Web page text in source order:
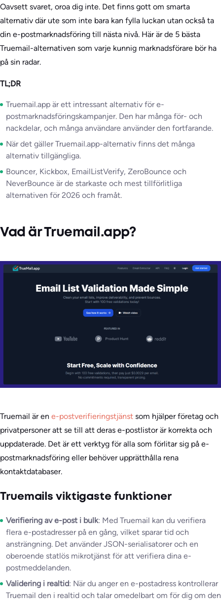
Oavsett svaret, oroa dig inte. Det finns gott om smarta
alternativ där ute som inte bara kan fylla luckan utan också ta
din e-postmarknadsföring till nästa nivå. Här är de 5 bästa
Truemail-alternativen som varje kunnig marknadsförare bör ha
på sin radar.
TL;DR
Truemail.app är ett intressant alternativ för e-
postmarknadsföringskampanjer. Den har många för- och
nackdelar, och många användare använder den fortfarande.
När det gäller Truemail.app-alternativ finns det många
alternativ tillgängliga.
Bouncer, Kickbox, EmailListVerify, ZeroBounce och
NeverBounce är de starkaste och mest tillförlitliga
alternativen för 2026 och framåt.
Vad är Truemail.app?
Truemail är en e-postverifieringstjänst som hjälper företag och
privatpersoner att se till att deras e-postlistor är korrekta och
uppdaterade. Det är ett verktyg för alla som förlitar sig på e-
postmarknadsföring eller behöver upprätthålla rena
kontaktdatabaser.
Truemails viktigaste funktioner
Verifiering av e-post i bulk: Med Truemail kan du verifiera
flera e-postadresser på en gång, vilket sparar tid och
ansträngning. Det använder JSON-serialisatorer och en
oberoende statlös mikrotjänst för att verifiera dina e-
postmeddelanden.
Validering i realtid: När du anger en e-postadress kontrollerar
Truemail den i realtid och talar omedelbart om för dig om den